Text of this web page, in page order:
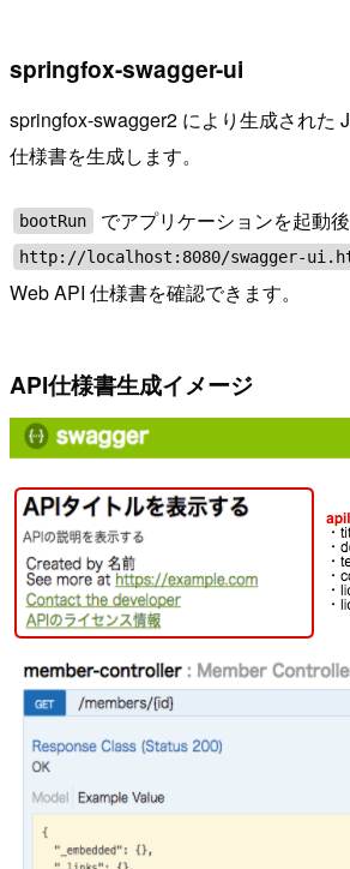
springfox-swagger-ui
springfox-swagger2 により生成された
仕様書を生成します。
bootRun でアプリケーションを起動後
http://localhost:8080/swagger-
Web API 仕様書を確認できます。
API仕様書生成イメージ